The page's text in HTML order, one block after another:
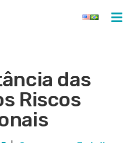
das
Riscos